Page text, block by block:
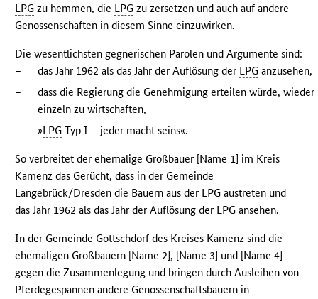
LPG zu hemmen, die LPG zu zersetzen und auch auf andere
Genossenschaften in diesem Sinne einzuwirken.
Die wesentlichsten gegnerischen Parolen und Argumente sind:
–
das Jahr 1962 als das Jahr der Auflösung der LPG anzusehen,
–
dass die Regierung die Genehmigung erteilen würde, wieder
einzeln zu wirtschaften,
–
»LPG Typ I – jeder macht seins«.
So verbreitet der ehemalige Großbauer [Name 1] im Kreis
Kamenz das Gerücht, dass in der Gemeinde
Langebrück/Dresden die Bauern aus der LPG austreten und
das Jahr 1962 als das Jahr der Auflösung der LPG ansehen.
In der Gemeinde Gottschdorf des Kreises Kamenz sind die
ehemaligen Großbauern [Name 2], [Name 3] und [Name 4]
gegen die Zusammenlegung und bringen durch Ausleihen von
Pferdegespannen andere Genossenschaftsbauern in